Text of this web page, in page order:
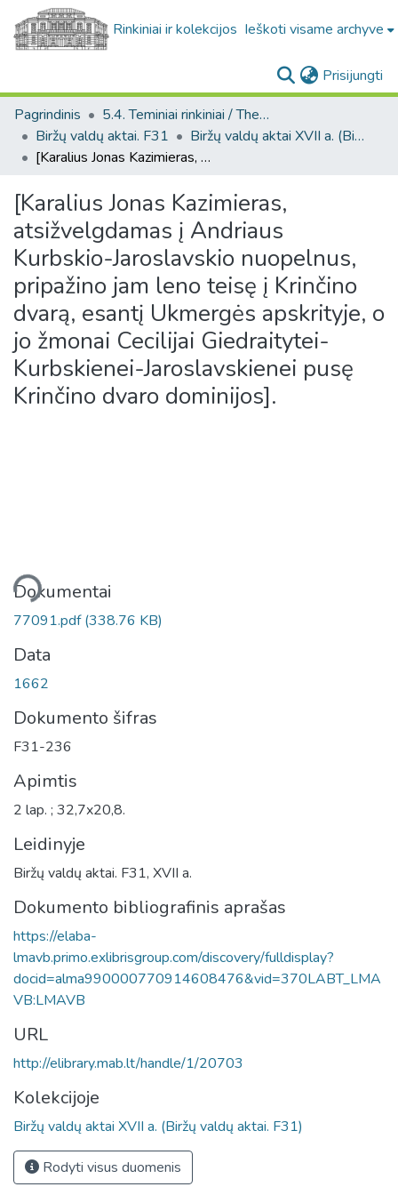
Rinkiniai ir kolekcijos Ieškoti visame archyve
Prisijungti
Pagrindinis
5.4. Teminiai rinkiniai / Thematic collections
Biržų valdų aktai. F31
Biržų valdų aktai XVII a. (Biržų valdų aktai. F31)
[Karalius Jonas Kazimieras, atsižvelgdamas į Andriaus Kurbskio-Jaroslavskio nuopelnus, pripažino jam leno teisę į Krinčino dvarą, esantį Ukmergės apskrityje, o jo žmonai Cecilijai Giedraitytei-Kurbskienei-Jaroslavskienei pusę Krinčino dvaro dominijos].
[Karalius Jonas Kazimieras,
atsižvelgdamas į Andriaus
Kurbskio-Jaroslavskio nuopelnus,
pripažino jam leno teisę į Krinčino
dvarą, esantį Ukmergės apskrityje, o
jo žmonai Cecilijai Giedraitytei-
Kurbskienei-Jaroslavskienei pusę
Krinčino dvaro dominijos].
Dokumentai
77091.pdf(338.76 KB)
Data
1662
Dokumento šifras
F31-236
Apimtis
2 lap. ; 32,7x20,8.
Leidinyje
Biržų valdų aktai. F31, XVII a.
Dokumento bibliografinis aprašas
https://elaba-
lmavb.primo.exlibrisgroup.com/discovery/fulldisplay?
docid=alma990000770914608476&vid=370LABT_LMA
VB:LMAVB
URL
http://elibrary.mab.lt/handle/1/20703
Kolekcijoje
Biržų valdų aktai XVII a. (Biržų valdų aktai. F31)
Rodyti visus duomenis